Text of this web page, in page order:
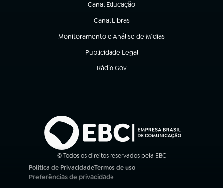
Canal Educação
(abre em nova aba)
Canal Libras
(abre em nova aba)
Monitoramento e Análise de Mídias
(abre em nova aba)
Publicidade Legal
(abre em nova aba)
Rádio Gov
(abre em nova aba)
© Todos os direitos reservados pela EBC
Política de Privacidade
(abre em nova aba)
Termos de uso
(abre em nova aba)
Preferências de privacidade